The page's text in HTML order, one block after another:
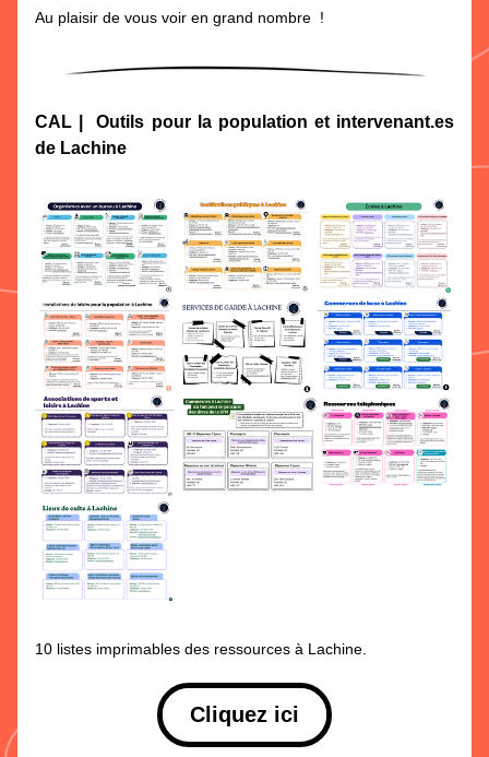
Au plaisir de vous voir en grand nombre  !
CAL |  Outils pour la population et intervenant.es
de Lachine
10 listes imprimables des ressources à Lachine.
Cliquez ici